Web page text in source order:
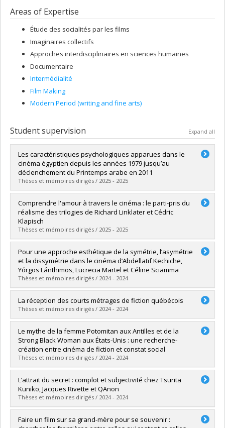
Areas of Expertise
Étude des socialités par les films
Imaginaires collectifs
Approches interdisciplinaires en sciences humaines
Documentaire
Intermédialité
Film Making
Modern Period (writing and fine arts)
Student supervision Expand all
Les caractéristiques psychologiques apparues dans le
cinéma égyptien depuis les années 1979 jusqu’au
déclenchement du Printemps arabe en 2011
Thèses et mémoires dirigés / 2025 - 2025
Graduate :Nagib, Hajar
Cycle :Master's
Grade :M.A.
Lien vers le document dans Papyrus
Comprendre l'amour à travers le cinéma : le parti-pris du
réalisme des trilogies de Richard Linklater et Cédric
Klapisch
Thèses et mémoires dirigés / 2025 - 2025
Graduate :Mauriello-Renaud, Alix
Cycle :Master's
Grade : M.A.
Lien vers le document dans Papyrus
Pour une approche esthétique de la symétrie, l’asymétrie
et la dissymétrie dans le cinéma d’Abdellatif Kechiche,
Yórgos Lánthimos, Lucrecia Martel et Céline Sciamma
Thèses et mémoires dirigés / 2024 - 2024
Graduate :Van der Elst, Charlotte
Cycle : Doctoral
Grade :Ph. D.
La réception des courts métrages de fiction québécois
Thèses et mémoires dirigés / 2024 - 2024
Graduate :Ghaderi Ghalehno, Aynaz
Cycle :Doctoral
Grade :Ph. D.
Lien vers le document dans Papyrus
Le mythe de la femme Potomitan aux Antilles et de la
Strong Black Woman aux États-Unis : une recherche-
création entre cinéma de fiction et constat social
Thèses et mémoires dirigés / 2024 - 2024
Graduate :Bique, Solène
Cycle : Master's
Grade :M.A.
Lien vers le document dans Papyrus
L’attrait du secret : complot et subjectivité chez Tsurita
Kuniko, Jacques Rivette et QAnon
Thèses et mémoires dirigés / 2024 - 2024
Graduate :Filteau, Thomas
Faire un film sur sa grand-mère pour se souvenir :